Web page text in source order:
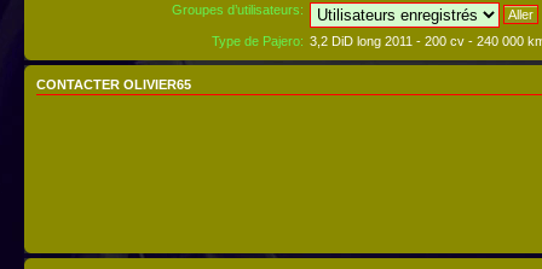
Groupes d’utilisateurs:
Type de Pajero: 3,2 DiD long 2011 - 200 cv - 240 000
CONTACTER OLIVIER65